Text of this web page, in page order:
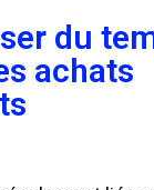
du
achats